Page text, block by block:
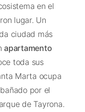
en el
lugar. Un
ciudad más
apartamento
toda sus
Marta ocupa
por el
de Tayrona.